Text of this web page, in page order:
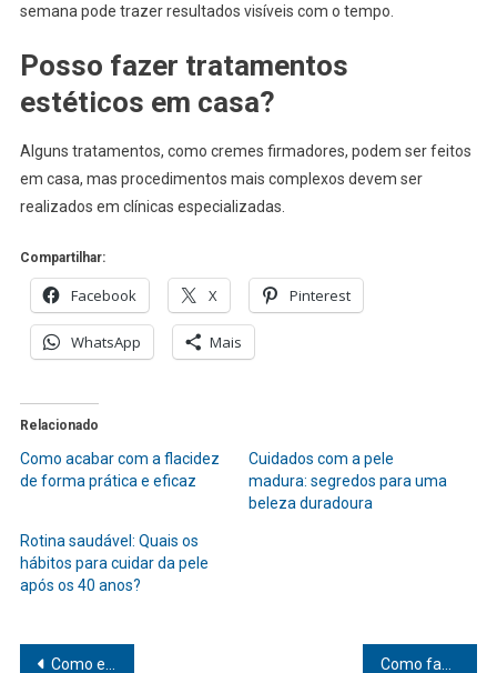
semana pode trazer resultados visíveis com o tempo.
Posso fazer tratamentos
estéticos em casa?
Alguns tratamentos, como cremes firmadores, podem ser feitos
em casa, mas procedimentos mais complexos devem ser
realizados em clínicas especializadas.
Compartilhar:
Facebook X Pinterest
WhatsApp Mais
Relacionado
Como acabar com a flacidez
de forma prática e eficaz
Cuidados com a pele
madura: segredos para uma
beleza duradoura
Rotina saudável: Quais os
hábitos para cuidar da pele
após os 40 anos?
Navegação
Como emagrecer com saúde e sem efeito sanfona: descubra o segredo